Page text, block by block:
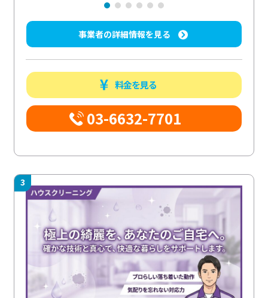
事業者の詳細情報を見る
料金を見る
03-6632-7701
3